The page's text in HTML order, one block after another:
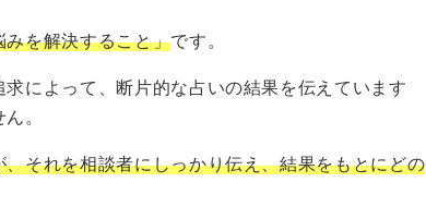
みを解決すること」です。
によって、断片的な占いの結果を伝えています
。
それを相談者にしっかり伝え、結果をもとにどの